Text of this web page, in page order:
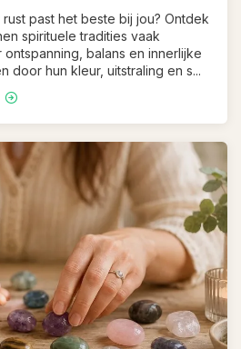
past het beste bij jou? Ontdek
spirituele tradities vaak
balans en innerlijke
door hun kleur, uitstraling en s...